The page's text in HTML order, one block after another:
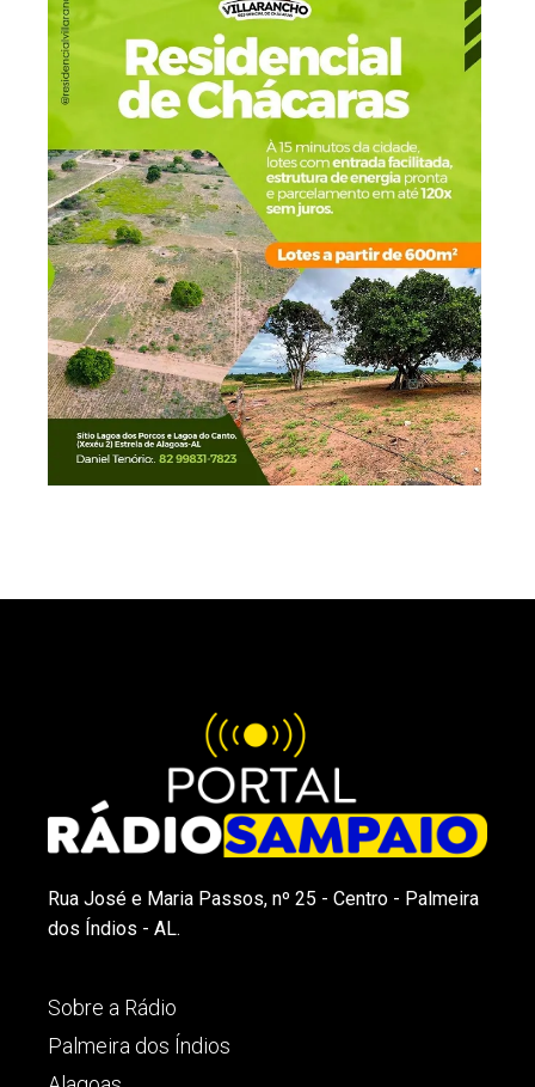
Rua José e Maria Passos, nº 25 - Centro - Palmeira
dos Índios - AL.
Sobre a Rádio
Palmeira dos Índios